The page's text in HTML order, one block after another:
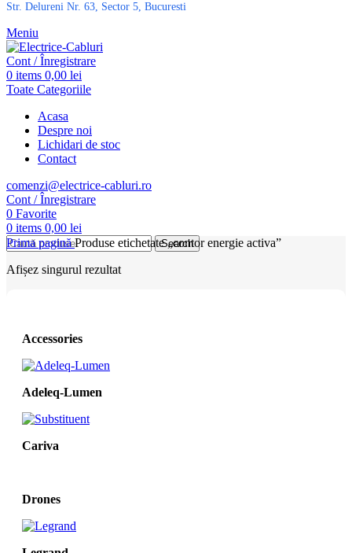
Str. Delureni Nr. 63, Sector 5, Bucuresti
Meniu
Cont / Înregistrare
0 items 0,00 lei
Toate Categoriile
Acasa
Despre noi
Lichidari de stoc
Contact
comenzi@electrice-cabluri.ro
Cont / Înregistrare
0 Favorite
0 items 0,00 lei
Search
Prima paginăProduse etichetate „contor energie activa”
Afișez singurul rezultat
Accessories
Adeleq-Lumen
Cariva
Drones